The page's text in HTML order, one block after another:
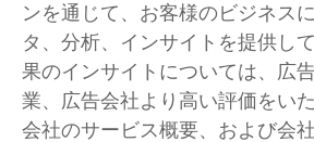
ンを通じて、お客様のビジネス
タ、分析、インサイトを提供し
果のインサイトについては、広
業、広告会社より高い評価をい
会社のサービス概要、および会